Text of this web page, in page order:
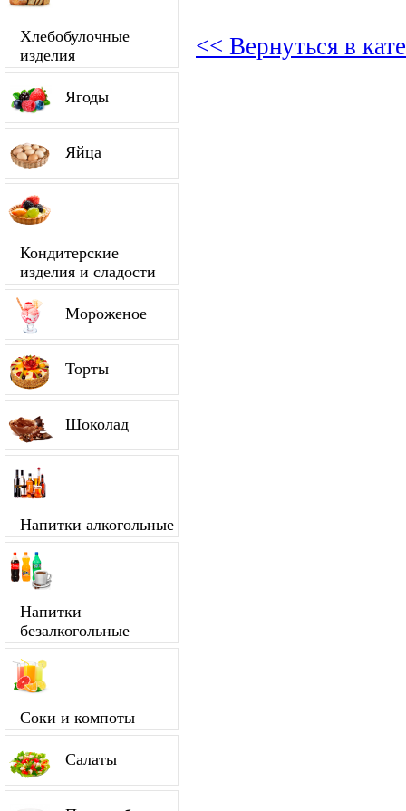
Хлебобулочные
изделия
Ягоды
Яйца
Кондитерские
изделия и сладости
Мороженое
Торты
Шоколад
Напитки алкогольные
Напитки
безалкогольные
Соки и компоты
Салаты
<< Вернуться в